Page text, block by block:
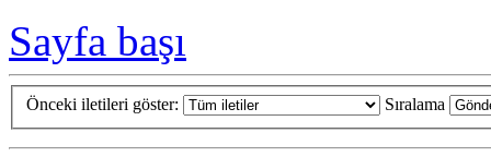
Sayfa başı
Önceki iletileri göster: Sıralama